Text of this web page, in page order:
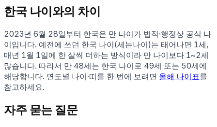
한국 나이와의 차이
2023년 6월 28일부터 한국은 만 나이가 법적·행정상 공식 나
이입니다. 예전에 쓰던 한국 나이(세는나이)는 태어나면 1세,
매년 1월 1일에 한 살씩 더하는 방식이라 만 나이보다 1~2세
많습니다. 따라서 만 48세는 한국 나이로 49세 또는 50세에
해당합니다. 연도별 나이·띠를 한 번에 보려면 올해 나이표를
참고하세요.
자주 묻는 질문